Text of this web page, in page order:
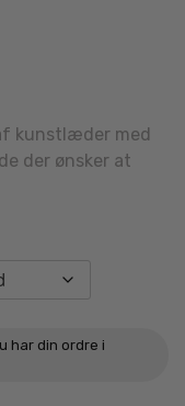
kunstlæder med
der ønsker at
har din ordre i